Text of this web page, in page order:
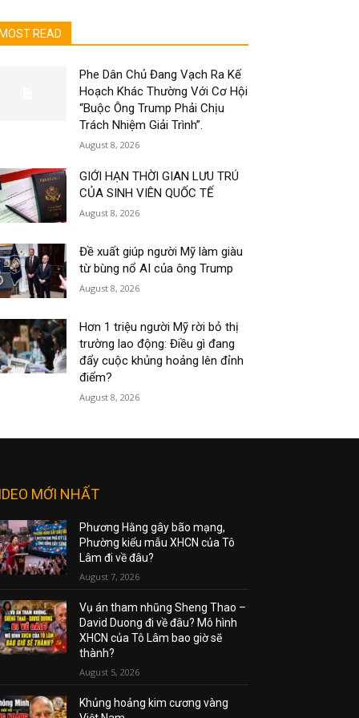
MOST READ
Phe Dân Chủ Đang Vạch Ra Kế
Hoạch Khác Thường Với Cơ Hội
“Buộc Ông Trump Phải Chịu
Trách Nhiệm Giải Trình”.
August 8, 2026
GIỚI HẠN THỜI GIAN LƯU TRÚ
CỦA SINH VIÊN QUỐC TẾ
August 8, 2026
Đề xuất giúp người Mỹ làm giàu
từ bùng nổ AI của ông Trump
August 8, 2026
Hơn 1 triệu người Mỹ rời bỏ thị
trường lao động: Điều gì đang
đẩy cuộc khủng hoảng lên đỉnh
điểm?
August 8, 2026
MỚI NHẤT
Phương Hằng gây bão mạng,
Phường kiểu mẫu XHCN của Tô
Lâm đi về đâu?
August 7, 2026
Vụ án tham nhũng Sheng Thao –
David Duong đi về đâu? Mô hình
XHCN của Tô Lâm bao giờ sẽ
thành?
August 5, 2026
Khủng hoảng kim cương vàng